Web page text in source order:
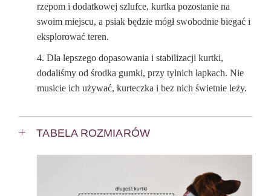
rzepom i dodatkowej szlufce, kurtka pozostanie na
swoim miejscu, a psiak będzie mógł swobodnie biegać i
eksplorować teren.
Dla lepszego dopasowania i stabilizacji kurtki,
dodaliśmy od środka gumki, przy tylnich łapkach. Nie
musicie ich używać, kurteczka i bez nich świetnie leży.
TABELA ROZMIARÓW